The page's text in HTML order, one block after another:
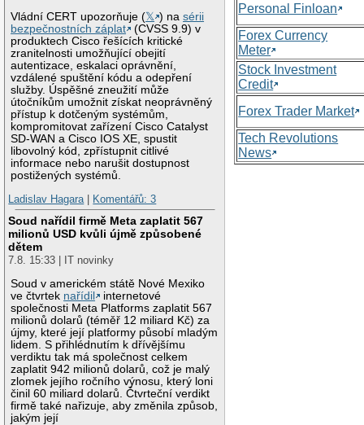
Vládní CERT upozorňuje (𝕏 ) nasérii
bezpečnostních záplat
(CVSS 9.9) v
produktech Cisco řešících kritické
zranitelnosti umožňující obejití
autentizace, eskalaci oprávnění,
vzdálené spuštění kódu a odepření
služby. Úspěšné zneužití může
útočníkům umožnit získat neoprávněný
přístup k dotčeným systémům,
kompromitovat zařízení Cisco Catalyst
SD-WAN a Cisco IOS XE, spustit
libovolný kód, zpřístupnit citlivé
informace nebo narušit dostupnost
postižených systémů.
Ladislav Hagara| Komentářů: 3
Soud nařídil firmě Meta zaplatit 567
milionů USD kvůli újmě způsobené
dětem
7.8. 15:33 | IT novinky
Soud v americkém státě Nové Mexiko
ve čtvrtek nařídil
internetové
společnosti Meta Platforms zaplatit 567
milionů dolarů (téměř 12 miliard Kč) za
újmy, které její platformy působí mladým
lidem. S přihlédnutím k dřívějšímu
verdiktu tak má společnost celkem
zaplatit 942 milionů dolarů, což je malý
zlomek jejího ročního výnosu, který loni
činil 60 miliard dolarů. Čtvrteční verdikt
firmě také nařizuje, aby změnila způsob,
jakým její
Personal Finloan
Forex Currency
Meter
Stock Investment
Credit
Forex Trader Market
Tech Revolutions
News